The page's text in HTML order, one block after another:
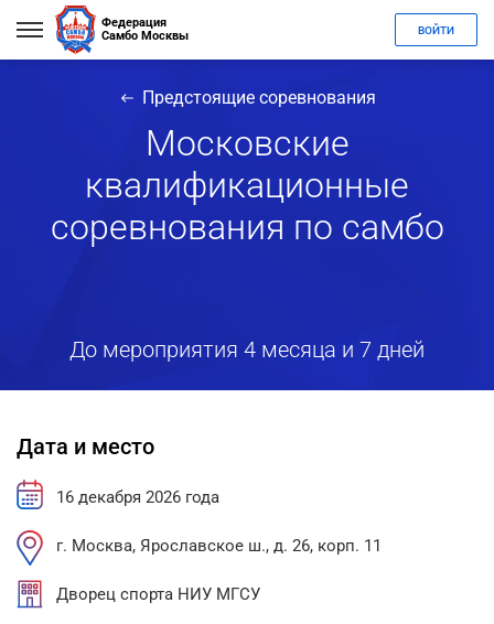
Федерация
Самбо Москвы
ВОЙТИ
Предстоящие соревнования
Московские
квалификационные
соревнования по самбо
До мероприятия 4 месяца и 7 дней
Дата и место
16 декабря 2026 года
г. Москва, Ярославское ш., д. 26, корп. 11
Дворец спорта НИУ МГСУ